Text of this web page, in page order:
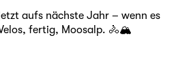
aufs nächste Jahr – wenn es
fertig, Moosalp. 🚴🏔️